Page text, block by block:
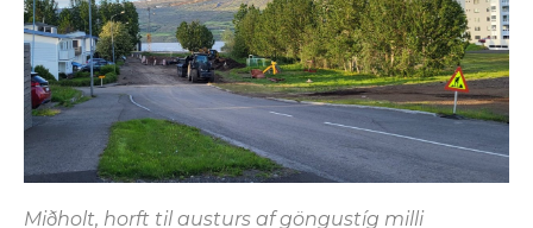
Miðholt, horft til austurs af göngustíg milli